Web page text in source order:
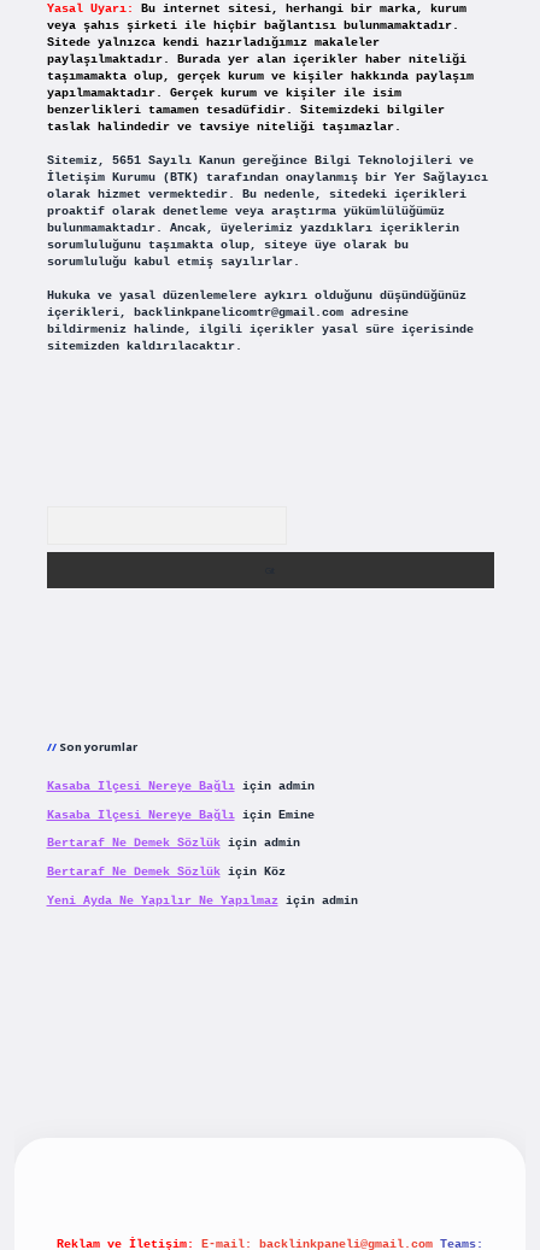
Yasal Uyarı:
Bu internet sitesi, herhangi bir marka, kurum
veya şahıs şirketi ile hiçbir bağlantısı bulunmamaktadır.
Sitede yalnızca kendi hazırladığımız makaleler
paylaşılmaktadır. Burada yer alan içerikler haber niteliği
taşımamakta olup, gerçek kurum ve kişiler hakkında paylaşım
yapılmamaktadır. Gerçek kurum ve kişiler ile isim
benzerlikleri tamamen tesadüfidir. Sitemizdeki bilgiler
taslak halindedir ve tavsiye niteliği taşımazlar.
Sitemiz, 5651 Sayılı Kanun gereğince Bilgi Teknolojileri ve
İletişim Kurumu (BTK) tarafından onaylanmış bir Yer Sağlayıcı
olarak hizmet vermektedir. Bu nedenle, sitedeki içerikleri
proaktif olarak denetleme veya araştırma yükümlülüğümüz
bulunmamaktadır. Ancak, üyelerimiz yazdıkları içeriklerin
sorumluluğunu taşımakta olup, siteye üye olarak bu
sorumluluğu kabul etmiş sayılırlar.
Hukuka ve yasal düzenlemelere aykırı olduğunu düşündüğünüz
içerikleri, backlinkpanelicomtr@gmail.comadresine
bildirmeniz halinde, ilgili içerikler yasal süre içerisinde
sitemizden kaldırılacaktır.
Son yorumlar
Kasaba Ilçesi Nereye Bağlıiçin admin
Kasaba Ilçesi Nereye Bağlıiçin Emine
Bertaraf Ne Demek Sözlükiçin admin
Bertaraf Ne Demek Sözlükiçin Köz
Yeni Ayda Ne Yapılır Ne Yapılmaziçin admin
Reklam ve İletişim: E-mail: backlinkpaneli@gmail.com Teams: